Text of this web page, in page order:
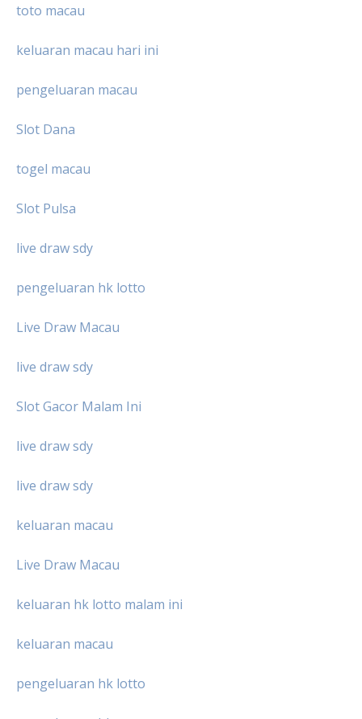
toto macau
keluaran macau hari ini
pengeluaran macau
Slot Dana
togel macau
Slot Pulsa
live draw sdy
pengeluaran hk lotto
Live Draw Macau
live draw sdy
Slot Gacor Malam Ini
live draw sdy
live draw sdy
keluaran macau
Live Draw Macau
keluaran hk lotto malam ini
keluaran macau
pengeluaran hk lotto